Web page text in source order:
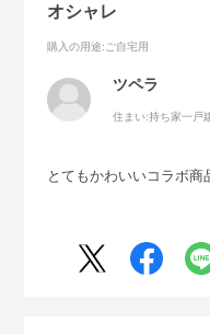
オシャレ
購入の用途:ご自宅用
ツペラ
住まい:持ち家一戸
とてもかわいいコラボ商